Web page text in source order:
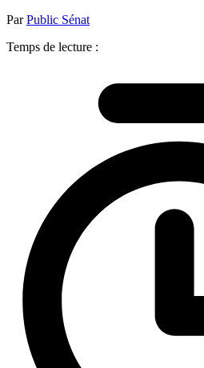
ParPublic Sénat
Temps de lecture :